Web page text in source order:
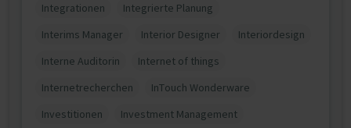
Integrationen
Integrierte Planung
Interims Manager
Interior Designer
Interiordesign
Interne Auditorin
Internet of things
Internetrecherchen
InTouch Wonderware
Investitionen
Investment Management